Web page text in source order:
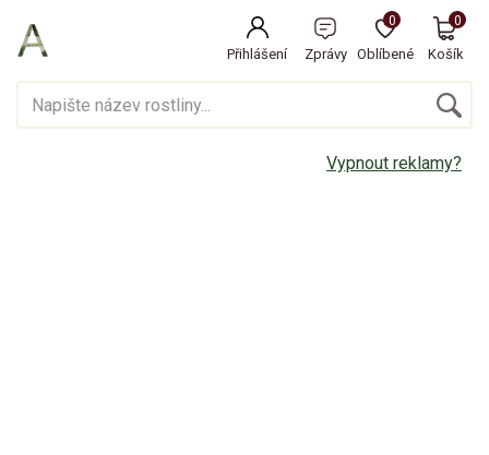
Přihlášení Zprávy Oblíbené
0
Košík
0
Vypnout reklamy?